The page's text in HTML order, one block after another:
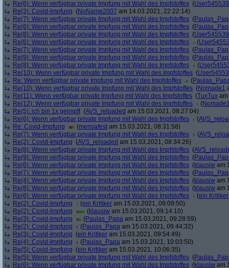
Re(6): Wenn verfügbar private Impfung mit Wahl des Impfstoffes (User545539
Re(3): Covid-Impfung (NoName2007 am 14.03.2021, 22:22:14)
Re(7): Wenn verfügbar private Impfung mit Wahl des Impfstoffes (
Re(6): Wenn verfügbar private Impfung mit Wahl des Impfstoffes (
Re(8): Wenn verfügbar private Impfung mit Wahl des Impfstoffes (User545539
Re(6): Wenn verfügbar private Impfung mit Wahl des Impfstoffes
(
Re(7): Wenn verfügbar private Impfung mit Wahl des Impfstoffes (
Re(9): Wenn verfügbar private Impfung mit Wahl des Impfstoffes (
Re(8): Wenn verfügbar private Impfung mit Wahl des Impfstoffes
(
Re(10): Wenn verfügbar private Impfung mit Wahl des Impfstoffes (
Re: Wenn verfügbar private Impfung mit Wahl des Impfstoffes
(
Re(10): Wenn verfügbar private Impfung mit Wahl des Impfstoffes (Nomade1
Re(11): Wenn verfügbar private Impfung mit Wahl des Impfstoffes (TuxTux
Re(12): Wenn verfügbar private Impfung mit Wahl des Impfstoffes
(
Re(5): ich bin 1x geimpft (AVS_reloaded am 15.03.2021, 08:27:04)
Re(6): Wenn verfügbar private Impfung mit Wahl des Impfstoffes
(
Re: Covid-Impfung
(mensafest am 15.03.2021, 08:31:58)
Re(7): Wenn verfügbar private Impfung mit Wahl des Impfstoffes
(
Re(2): Covid-Impfung (AVS_reloaded am 15.03.2021, 08:34:26)
Re(8): Wenn verfügbar private Impfung mit Wahl des Impfstoffes (
Re(9): Wenn verfügbar private Impfung mit Wahl des Impfstoffes (
Re(6): Wenn verfügbar private Impfung mit Wahl des Impfstoffes (klausiw am
Re(7): Wenn verfügbar private Impfung mit Wahl des Impfstoffes (
Re(4): Wenn verfügbar private Impfung mit Wahl des Impfstoffes (klausiw am
Re(8): Wenn verfügbar private Impfung mit Wahl des Impfstoffes (klausiw am
Re(6): Wenn verfügbar private Impfung mit Wahl des Impfstoffes
(ein Kritiker
Re(2): Covid-Impfung
(ein Kritiker am 15.03.2021, 09:09:50)
Re(2): Covid-Impfung
(klausiw am 15.03.2021, 09:14:10)
Re(3): Covid-Impfung
(Paulas_Papa am 15.03.2021, 09:28:59)
Re(2): Covid-Impfung
(Paulas_Papa am 15.03.2021, 09:44:32)
Re(3): Covid-Impfung (ein Kritiker am 15.03.2021, 09:54:49)
Re(4): Covid-Impfung
(Paulas_Papa am 15.03.2021, 10:03:50)
Re(5): Covid-Impfung (ein Kritiker am 15.03.2021, 10:06:35)
Re(5): Wenn verfügbar private Impfung mit Wahl des Impfstoffes (
Re(6): Wenn verfügbar private Impfung mit Wahl des Impfstoffes (klausiw am